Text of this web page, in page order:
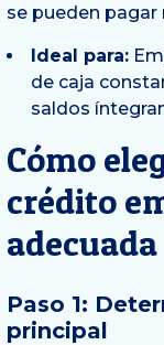
se pueden
Ideal para:
de caja
saldos
Cómo
crédito
adecuada
Paso 1:
principal